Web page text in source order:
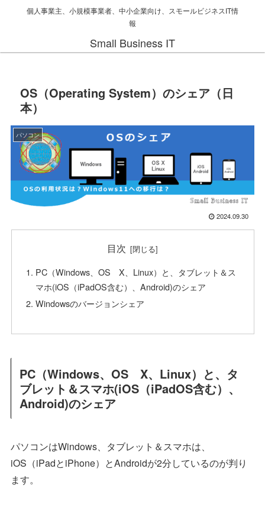
個人事業主、小規模事業者、中小企業向け、スモールビジネスIT情
報
Small Business IT
OS（Operating System）のシェア（日
本）
パソコン
2024.09.30
目次
PC（Windows、OS X、Linux）と、タブレット＆ス
マホ(iOS（iPadOS含む）、Android)のシェア
Windowsのバージョンシェア
PC（Windows、OS X、Linux）と、タ
ブレット＆スマホ(iOS（iPadOS含む）、
Android)のシェア
パソコンはWindows、タブレット＆スマホは、
iOS（iPadとiPhone）とAndroidが2分しているのが判り
ます。